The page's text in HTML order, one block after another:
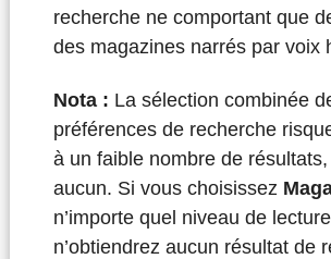
recherche ne comportant que
des magazines narrés par voix
Nota : La sélection combinée
préférences de recherche
à un faible nombre de
aucun. Si vous choisissez
n’importe quel niveau de
n’obtiendrez aucun résultat de